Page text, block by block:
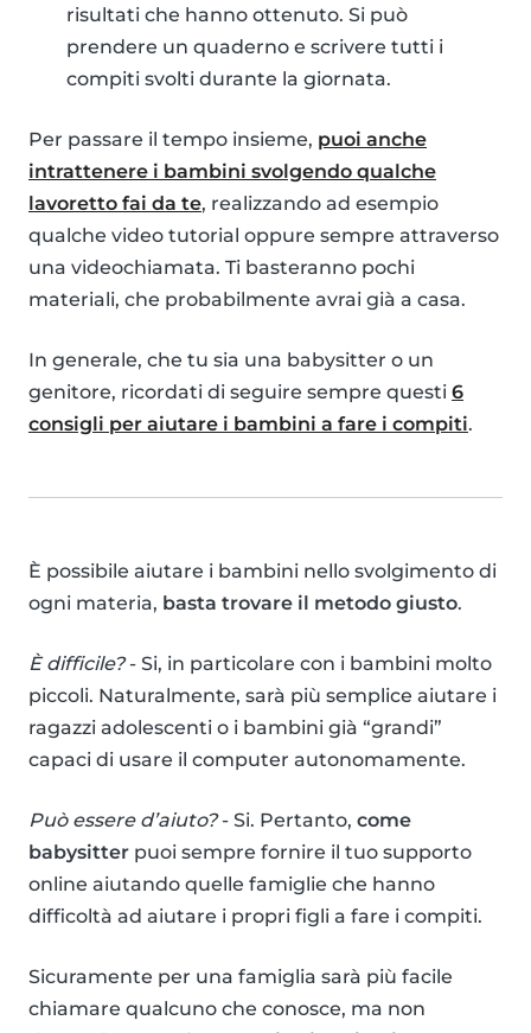
risultati che hanno ottenuto. Si può
prendere un quaderno e scrivere tutti i
compiti svolti durante la giornata.
Per passare il tempo insieme, puoi anche
intrattenere i bambini svolgendo qualche
lavoretto fai da te, realizzando ad esempio
qualche video tutorial oppure sempre attraverso
una videochiamata. Ti basteranno pochi
materiali, che probabilmente avrai già a casa.
In generale, che tu sia una babysitter o un
genitore, ricordati di seguire sempre questi 6
consigli per aiutare i bambini a fare i compiti.
È possibile aiutare i bambini nello svolgimento di
ogni materia, basta trovare il metodo giusto.
È difficile?- Si, in particolare con i bambini molto
piccoli. Naturalmente, sarà più semplice aiutare i
ragazzi adolescenti o i bambini già “grandi”
capaci di usare il computer autonomamente.
Può essere d’aiuto?- Si. Pertanto, come
babysitter puoi sempre fornire il tuo supporto
online aiutando quelle famiglie che hanno
difficoltà ad aiutare i propri figli a fare i compiti.
Sicuramente per una famiglia sarà più facile
chiamare qualcuno che conosce, ma non